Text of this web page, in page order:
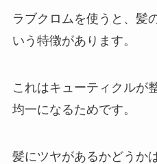
ラブクロムを使うと、髪
いう特徴があります。
これはキューティクルが
均一になるためです。
髪にツヤがあるかどうか